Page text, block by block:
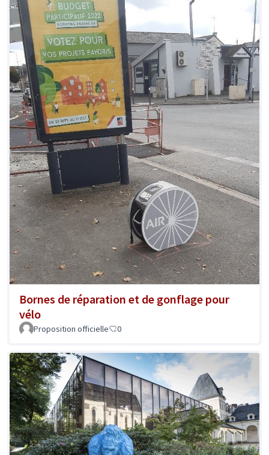
Bornes de réparation et de gonflage pour
vélo
Proposition officielle 0